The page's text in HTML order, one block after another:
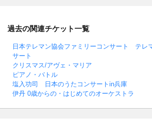
過去の関連チケット一覧
日本テレマン協会ファミリーコンサート テレ
サート
クリスマス/アヴェ・マリア
ピアノ・バトル
塩入功司 日本のうたコンサートin兵庫
伊丹 0歳からの・はじめてのオーケストラ